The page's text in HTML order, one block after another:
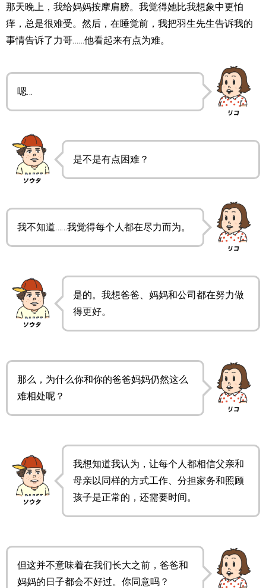
那天晚上，我给妈妈按摩肩膀。我觉得她比我想象中更怕
痒，总是很难受。然后，在睡觉前，我把羽生先生告诉我的
事情告诉了力哥……他看起来有点为难。
嗯…
是不是有点困难？
我不知道……我觉得每个人都在尽力而为。
是的。我想爸爸、妈妈和公司都在努力做
得更好。
那么，为什么你和你的爸爸妈妈仍然这么
难相处呢？
我想知道我认为，让每个人都相信父亲和
母亲以同样的方式工作、分担家务和照顾
孩子是正常的，还需要时间。
但这并不意味着在我们长大之前，爸爸和
妈妈的日子都会不好过。你同意吗？